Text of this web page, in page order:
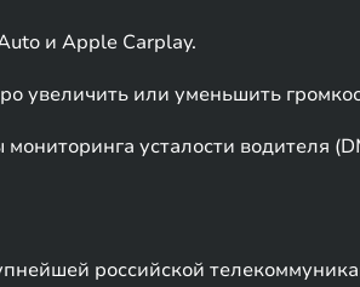
и Apple Carplay.
увеличить или уменьшить
усталости водителя
российской